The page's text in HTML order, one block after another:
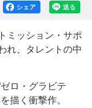
送る
シェア
ミッション・サポ
れ、タレントの中
ロ・グラビテ
描く衝撃作。